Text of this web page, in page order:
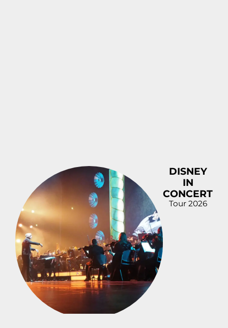
DISNEY
IN
CONCERT
Tour 2026